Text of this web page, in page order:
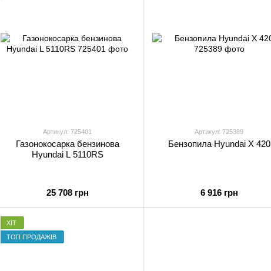
Артикул: 725401
Газонокосарка бензинова
Hyundai L 5110RS
25 708 грн
Артикул: 725389
Бензопила Hyundai X 420
6 916 грн
ХІТ
ТОП ПРОДАЖІВ